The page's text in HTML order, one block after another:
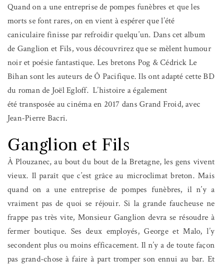
Quand on a une entreprise de pompes funèbres et que les
morts se font rares, on en vient à espérer que l’été
caniculaire finisse par refroidir quelqu’un. Dans cet album
de Ganglion et Fils, vous découvrirez que se mèlent humour
noir et poésie fantastique. Les bretons Pog & Cédrick Le
Bihan sont les auteurs de Ô Pacifique. Ils ont adapté cette BD
du roman de Joël Egloff. L’histoire a également
été transposée au cinéma en 2017 dans Grand Froid, avec
Jean-Pierre Bacri.
Ganglion et Fils
À Plouzanec, au bout du bout de la Bretagne, les gens vivent
vieux. Il paraît que c’est grâce au microclimat breton. Mais
quand on a une entreprise de pompes funèbres, il n’y a
vraiment pas de quoi se réjouir. Si la grande faucheuse ne
frappe pas très vite, Monsieur Ganglion devra se résoudre à
fermer boutique. Ses deux employés, George et Malo, l’y
secondent plus ou moins efficacement. Il n’y a de toute façon
pas grand-chose à faire à part tromper son ennui au bar. Et